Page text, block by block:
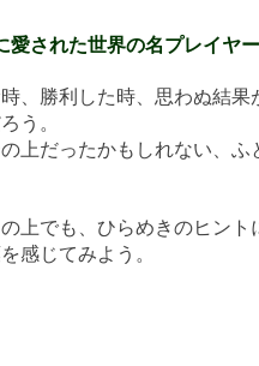
愛された世界の名プレイヤ
、勝利した時、思わぬ結果
う。
上だったかもしれない、ふ
上でも、ひらめきのヒント
感じてみよう。